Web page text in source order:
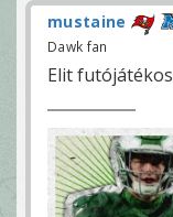
mustaine
Dawk fan
Elit futójátékos